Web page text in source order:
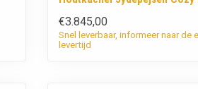
€3.845,00
Snel leverbaar, informeer naar de
levertijd